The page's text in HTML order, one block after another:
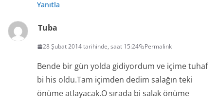
Yanıtla
Tuba
28 Şubat 2014 tarihinde, saat 15:24 Permalink
Bende bir gün yolda gidiyordum ve içime tuhaf
bi his oldu.Tam içimden dedim salağın teki
önüme atlayacak.O sırada bi salak önüme